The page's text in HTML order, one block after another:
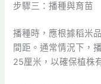
步驟三：播種與育苗
播種時，應根據稻米
間距。通常情況下，
25厘米，以確保植株